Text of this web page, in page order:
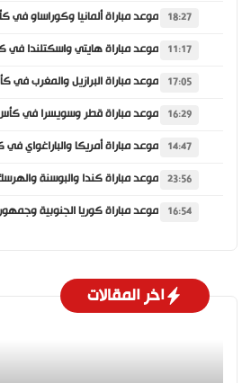
18:27
11:17
17:05
16:29
14:47
23:56
16:54
اخر المقالات